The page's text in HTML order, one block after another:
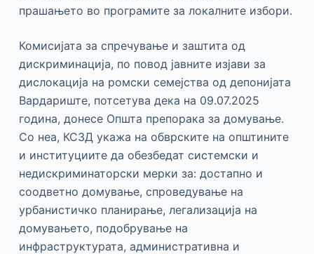
прашањето во програмите за локалните избори.
Комисијата за спречување и заштита од
дискриминација, по повод јавните изјави за
дислокација на ромски семејства од депонијата
Вардариште, потсетува дека на 09.07.2025
година, донесе Општа препорака за домување.
Со неа, КСЗД укажа на обврските на општините
и институциите да обезбедат системски и
недискриминаторски мерки за: достапно и
соодветно домување, спроведување на
урбанистичко планирање, легализација на
домувањето, подобрување на
инфраструктурата, административна и